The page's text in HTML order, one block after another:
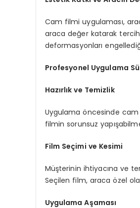
Cam filmi uygulaması,
araca değer katarak tercih
deformasyonları
Profesyonel Uygulama
Hazırlık ve Temizlik
Uygulama öncesinde cam
filmin sorunsuz
Film Seçimi ve Kesimi
Müşterinin ihtiyacına ve
Seçilen film, araca özel
Uygulama Aşaması